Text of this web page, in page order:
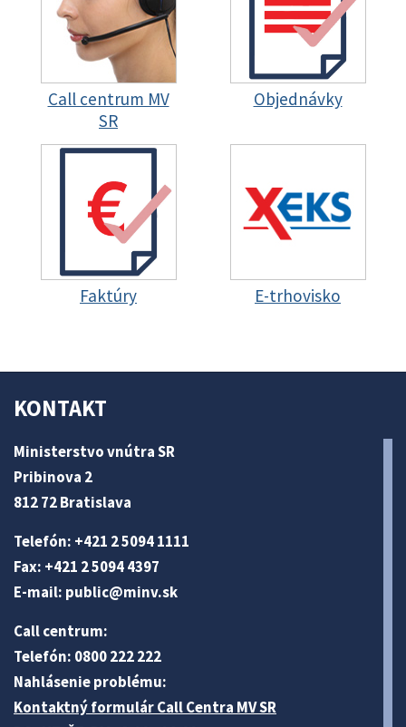
Call centrum MV
SR
Objednávky
Faktúry E-trhovisko
KONTAKT
Ministerstvo vnútra SR
Pribinova 2
812 72 Bratislava
Telefón: +421 2 5094 1111
Fax: +421 2 5094 4397
E-mail: public@minv.sk
Call centrum:
Telefón: 0800 222 222
Nahlásenie problému:
Kontaktný formulár Call Centra MV SR